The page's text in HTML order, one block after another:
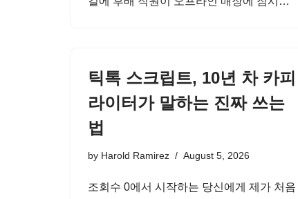
틱톡 스크립트, 10년 차 카피
라이터가 말하는 진짜 쓰는
법
by Harold Ramirez August 5, 2026
조회수 0에서 시작하는 당신에게 제가 처음